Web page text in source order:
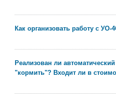
Как организовать работу с
Реализован ли
"кормить"? Входит ли в